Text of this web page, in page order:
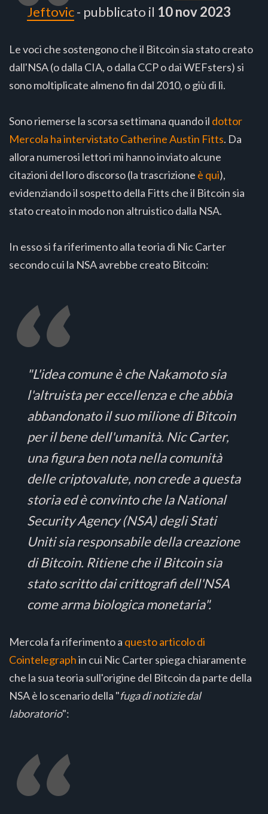
Jeftovic- pubblicato il 10 nov 2023
Le voci che sostengono che il Bitcoin sia stato creato
dall'NSA (o dalla CIA, o dalla CCP o dai WEFsters) si
sono moltiplicate almeno fin dal 2010, o giù di lì.
Sono riemerse la scorsa settimana quando il dottor
Mercola ha intervistato Catherine Austin Fitts. Da
allora numerosi lettori mi hanno inviato alcune
citazioni del loro discorso (la trascrizione è qui),
evidenziando il sospetto della Fitts che il Bitcoin sia
stato creato in modo non altruistico dalla NSA.
In esso si fa riferimento alla teoria di Nic Carter
secondo cui la NSA avrebbe creato Bitcoin:
"L'idea comune è che Nakamoto sia
l'altruista per eccellenza e che abbia
abbandonato il suo milione di Bitcoin
per il bene dell'umanità. Nic Carter,
una figura ben nota nella comunità
delle criptovalute, non crede a questa
storia ed è convinto che la National
Security Agency (NSA) degli Stati
Uniti sia responsabile della creazione
di Bitcoin. Ritiene che il Bitcoin sia
stato scritto dai crittografi dell'NSA
come arma biologica monetaria".
Mercola fa riferimento a questo articolo di
Cointelegraphin cui Nic Carter spiega chiaramente
che la sua teoria sull'origine del Bitcoin da parte della
NSA è lo scenario della "fuga di notizie dal
laboratorio":